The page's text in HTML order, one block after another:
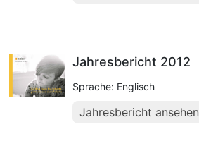
Jahresbericht 2012
Sprache: Englisch
Jahresbericht ansehen